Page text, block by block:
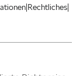
|Rechtliches|